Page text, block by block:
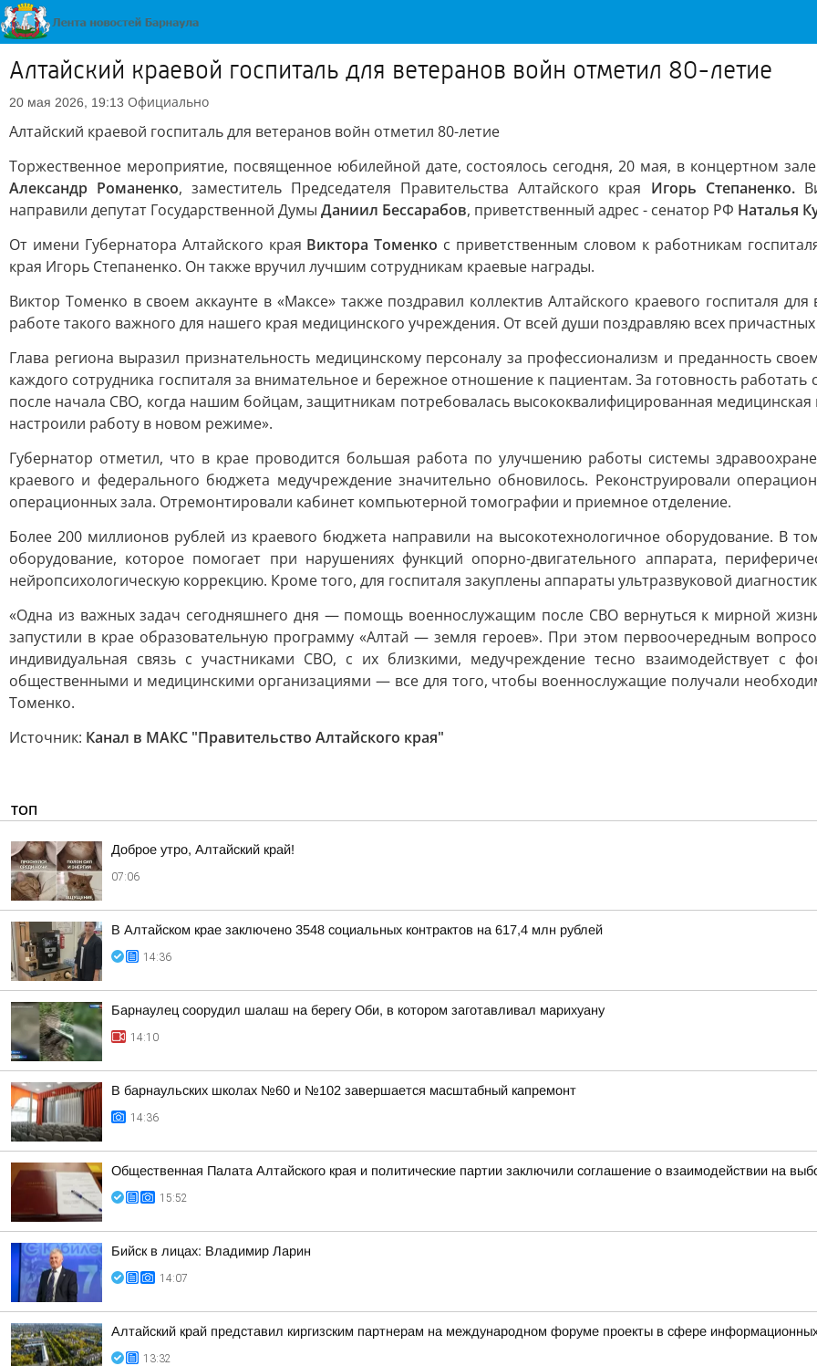
Алтайский краевой госпиталь для ветеранов войн отметил 80-летие
20 мая 2026, 19:13 Официально
Алтайский краевой госпиталь для ветеранов войн отметил 80-летие
Торжественное мероприятие, посвященное юбилейной дате, состоялось сегодня, 20 мая, в концертном
Александр Романенко, заместитель Председателя Правительства Алтайского края Игорь Степаненко.
направили депутат Государственной Думы Даниил Бессарабов, приветственный адрес - сенатор РФ Наталья
От имени Губернатора Алтайского края Виктора Томенко с приветственным словом к работникам
края Игорь Степаненко. Он также вручил лучшим сотрудникам краевые награды.
Виктор Томенко в своем аккаунте в «Максе» также поздравил коллектив Алтайского краевого госпиталя
работе такого важного для нашего края медицинского учреждения. От всей души поздравляю всех
Глава региона выразил признательность медицинскому персоналу за профессионализм и преданность
каждого сотрудника госпиталя за внимательное и бережное отношение к пациентам. За готовность
после начала СВО, когда нашим бойцам, защитникам потребовалась высококвалифицированная
настроили работу в новом режиме».
Губернатор отметил, что в крае проводится большая работа по улучшению работы системы
краевого и федерального бюджета медучреждение значительно обновилось. Реконструировали
операционных зала. Отремонтировали кабинет компьютерной томографии и приемное отделение.
Более 200 миллионов рублей из краевого бюджета направили на высокотехнологичное оборудование. В
оборудование, которое помогает при нарушениях функций опорно-двигательного аппарата,
нейропсихологическую коррекцию. Кроме того, для госпиталя закуплены аппараты ультразвуковой
«Одна из важных задач сегодняшнего дня — помощь военнослужащим после СВО вернуться к мирной
запустили в крае образовательную программу «Алтай — земля героев». При этом первоочередным
индивидуальная связь с участниками СВО, с их близкими, медучреждение тесно взаимодействует с
общественными и медицинскими организациями — все для того, чтобы военнослужащие получали
Томенко.
Источник: Канал в МАКС "Правительство Алтайского края"
ТОП
Доброе утро, Алтайский край!
07:06
В Алтайском крае заключено 3548 социальных контрактов на 617,4 млн рублей
14:36
Барнаулец соорудил шалаш на берегу Оби, в котором заготавливал марихуану
14:10
В барнаульских школах №60 и №102 завершается масштабный капремонт
14:36
Общественная Палата Алтайского края и политические партии заключили соглашение о взаимодействии на
15:52
Бийск в лицах: Владимир Ларин
14:07
Алтайский край представил киргизским партнерам на международном форуме проекты в сфере
13:32